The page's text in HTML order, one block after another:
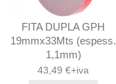
FITA DUPLA GPH
19mmx33Mts (espess.
1,1mm)
43,49 €+iva